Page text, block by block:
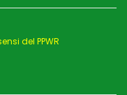
del PPWR